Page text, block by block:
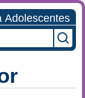
Adolescentes